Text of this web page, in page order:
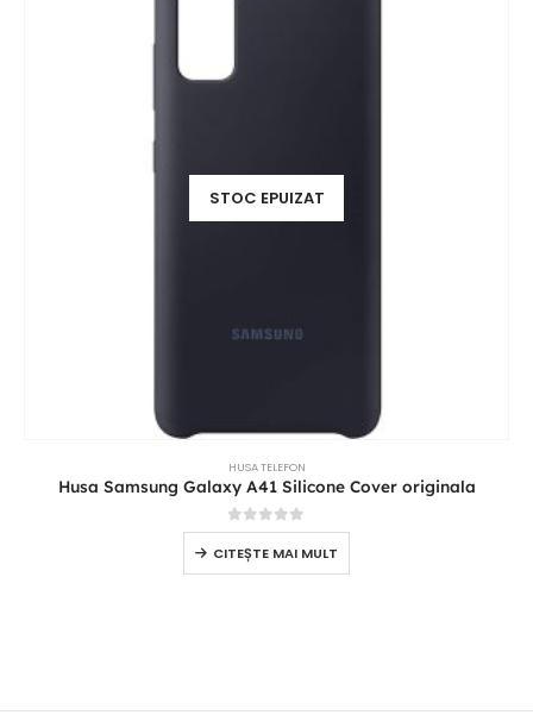
STOC EPUIZAT
HUSA TELEFON
Husa Samsung Galaxy A41 Silicone Cover originala
0out of 5
CITEȘTE MAI MULT